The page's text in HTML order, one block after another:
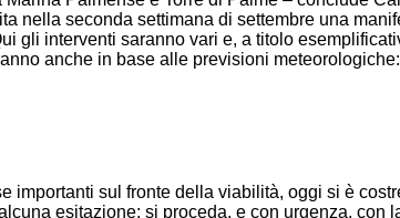
nella seconda settimana di settembre una
gli interventi saranno vari e, a titolo
anche in base alle previsioni
sul fronte della viabilità, oggi si è
esitazione: si proceda, e con urgenza,